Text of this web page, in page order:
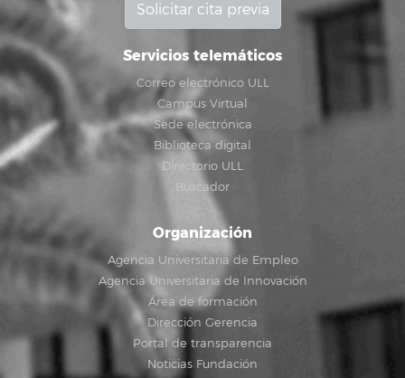
Solicitar cita previa
Servicios telemáticos
Correo electrónico ULL
Campus Virtual
Sede electrónica
Biblioteca digital
Directorio ULL
Buscador
Organización
Agencia Universitaria de Empleo
Agencia Universitaria de Innovación
Área de formación
Dirección Gerencia
Portal de transparencia
Noticias Fundación